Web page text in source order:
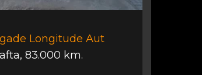
Longitude Aut
, 83.000 km.